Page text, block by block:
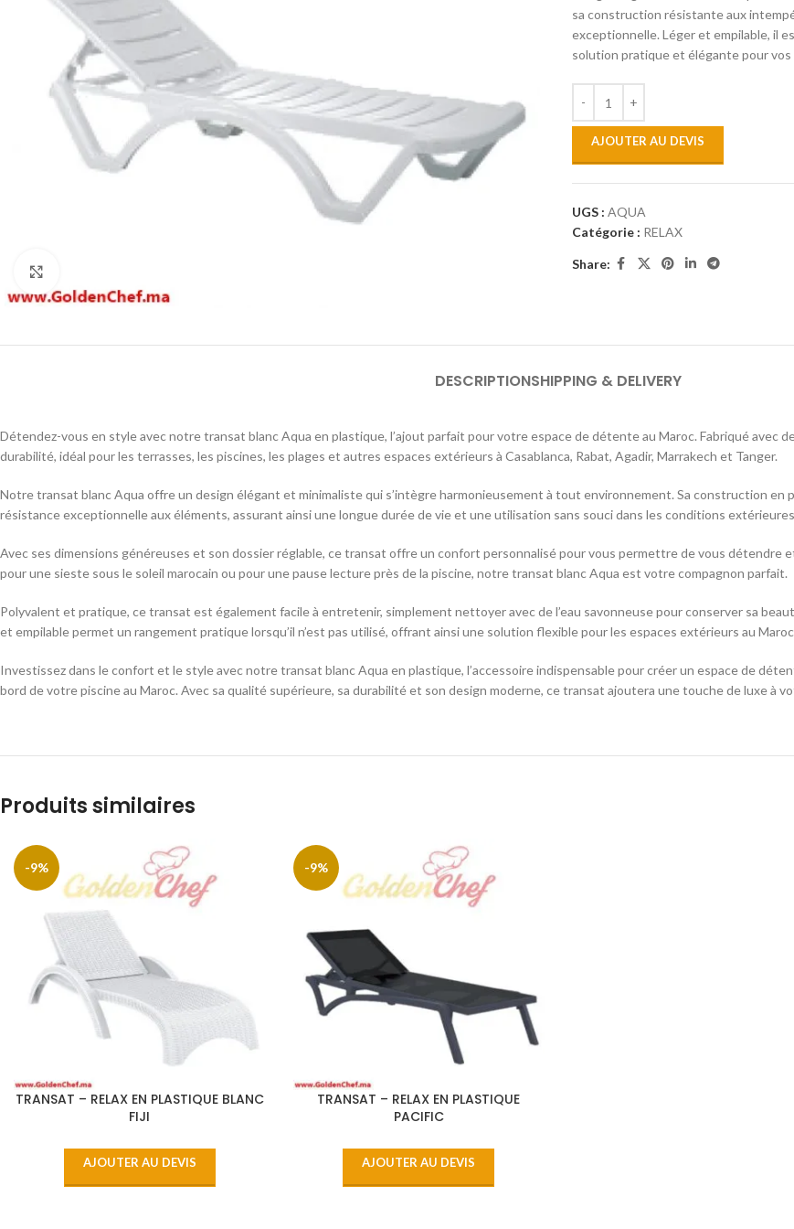
sa construction résistante aux
exceptionnelle. Léger et empilable, il
solution pratique et élégante pour
AJOUTER AU DEVIS
UGS : AQUA
Catégorie : RELAX
Share:
DESCRIPTIONSHIPPING & DELIVERY
Détendez-vous en style avec notre transat blanc Aqua en plastique, l’ajout parfait pour votre espace de détente au Maroc. Fabriqué avec
durabilité, idéal pour les terrasses, les piscines, les plages et autres espaces extérieurs à Casablanca, Rabat, Agadir, Marrakech et Tanger.
Notre transat blanc Aqua offre un design élégant et minimaliste qui s’intègre harmonieusement à tout environnement. Sa construction
résistance exceptionnelle aux éléments, assurant ainsi une longue durée de vie et une utilisation sans souci dans les conditions
Avec ses dimensions généreuses et son dossier réglable, ce transat offre un confort personnalisé pour vous permettre de vous
pour une sieste sous le soleil marocain ou pour une pause lecture près de la piscine, notre transat blanc Aqua est votre compagnon parfait.
Polyvalent et pratique, ce transat est également facile à entretenir, simplement nettoyer avec de l’eau savonneuse pour conserver sa
et empilable permet un rangement pratique lorsqu’il n’est pas utilisé, offrant ainsi une solution flexible pour les espaces extérieurs au
Investissez dans le confort et le style avec notre transat blanc Aqua en plastique, l’accessoire indispensable pour créer un espace de
bord de votre piscine au Maroc. Avec sa qualité supérieure, sa durabilité et son design moderne, ce transat ajoutera une touche de luxe à
Produits similaires
-9%
TRANSAT – RELAX EN PLASTIQUE BLANC
FIJI
AJOUTER AU DEVIS
-9%
TRANSAT – RELAX EN PLASTIQUE
PACIFIC
AJOUTER AU DEVIS